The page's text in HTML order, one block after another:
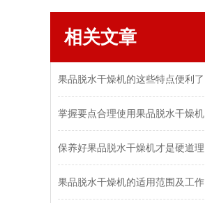
相关文章
掌握要点合理使用果品脱水干燥机
保养好果品脱水干燥机才是硬道理